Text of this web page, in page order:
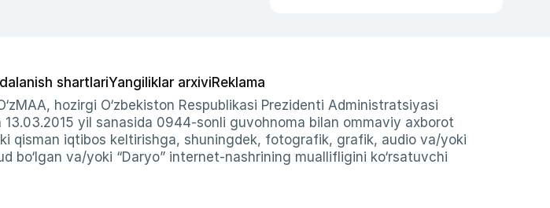
shartlariYangiliklar arxiviReklama
hozirgi O‘zbekiston Respublikasi Prezidenti Administratsiyasi
yil sanasida 0944-sonli guvohnoma bilan ommaviy axborot
qisman iqtibos keltirishga, shuningdek, fotografik, grafik, audio va/yoki
va/yoki “Daryo” internet-nashrining muallifligini ko‘rsatuvchi